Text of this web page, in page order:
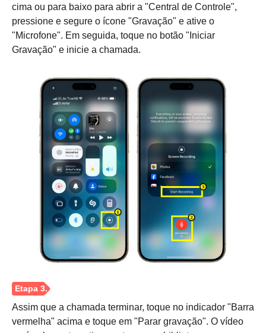
cima ou para baixo para abrir a "Central de Controle",
pressione e segure o ícone "Gravação" e ative o
"Microfone". Em seguida, toque no botão "Iniciar
Gravação" e inicie a chamada.
Assim que a chamada terminar, toque no indicador "Barra
vermelha" acima e toque em "Parar gravação". O vídeo